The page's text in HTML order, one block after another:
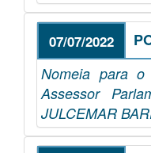
07/07/2022
Nomeia para
Assessor
JULCEMAR